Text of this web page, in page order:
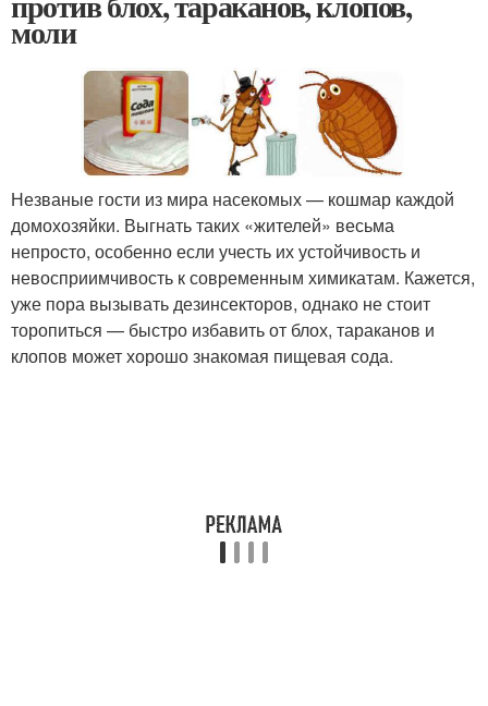
моли
Незваные гости из мира насекомых — кошмар каждой
домохозяйки. Выгнать таких «жителей» весьма
непросто, особенно если учесть их устойчивость и
невосприимчивость к современным химикатам. Кажется,
уже пора вызывать дезинсекторов, однако не стоит
торопиться — быстро избавить от блох, тараканов и
клопов может хорошо знакомая пищевая сода.